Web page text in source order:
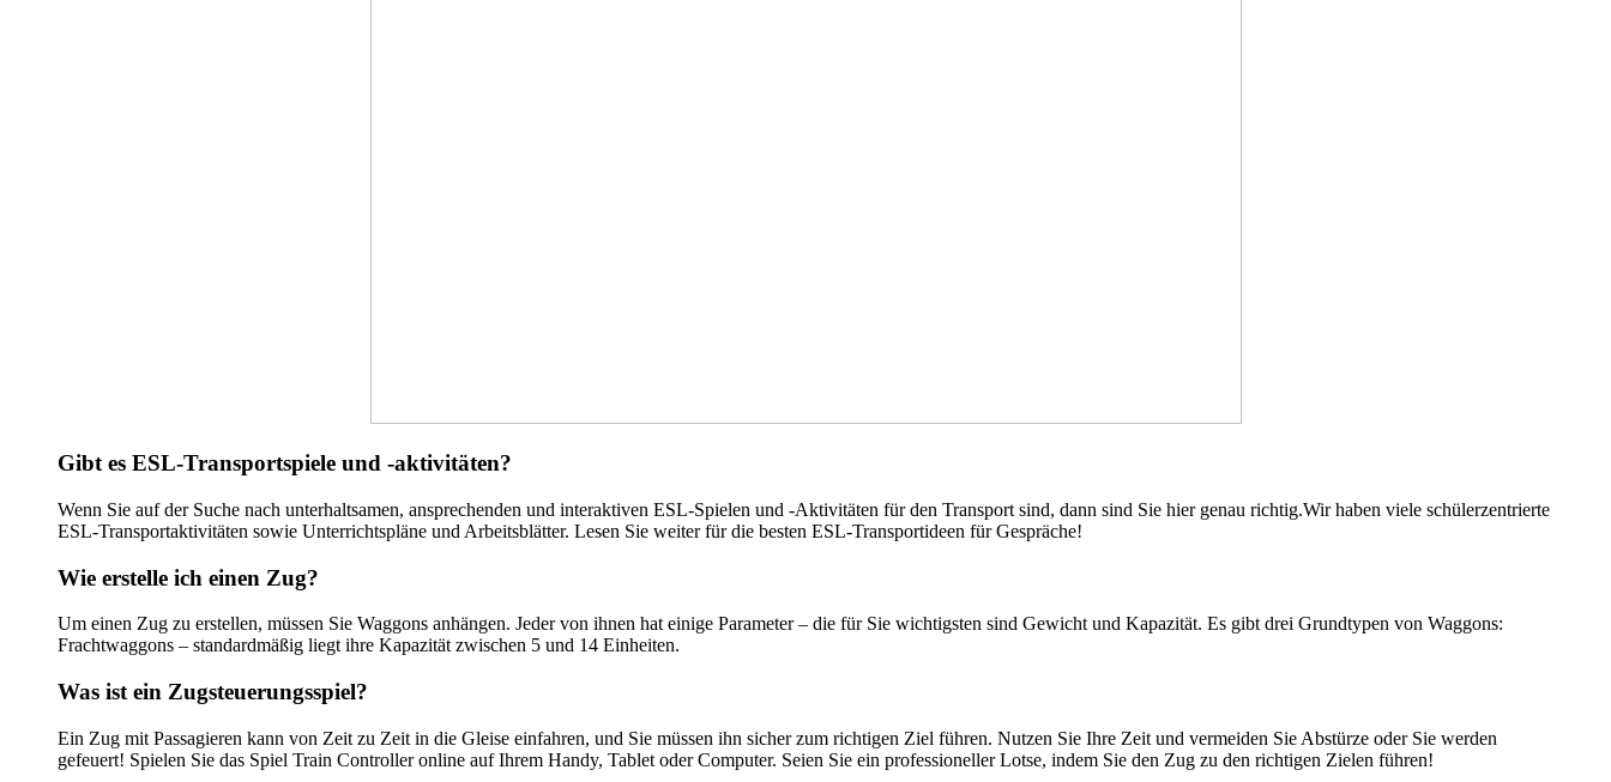
Gibt es ESL-Transportspiele und -aktivitäten?
Wenn Sie auf der Suche nach unterhaltsamen, ansprechenden und interaktiven ESL-Spielen und -Aktivitäten für den Transport sind, dann sind Sie hier genau richtig.Wir haben viele schülerzentrierte
ESL-Transportaktivitäten sowie Unterrichtspläne und Arbeitsblätter. Lesen Sie weiter für die besten ESL-Transportideen für Gespräche!
Wie erstelle ich einen Zug?
Um einen Zug zu erstellen, müssen Sie Waggons anhängen. Jeder von ihnen hat einige Parameter – die für Sie wichtigsten sind Gewicht und Kapazität. Es gibt drei Grundtypen von Waggons:
Frachtwaggons – standardmäßig liegt ihre Kapazität zwischen 5 und 14 Einheiten.
Was ist ein Zugsteuerungsspiel?
Ein Zug mit Passagieren kann von Zeit zu Zeit in die Gleise einfahren, und Sie müssen ihn sicher zum richtigen Ziel führen. Nutzen Sie Ihre Zeit und vermeiden Sie Abstürze oder Sie werden
gefeuert! Spielen Sie das Spiel Train Controller online auf Ihrem Handy, Tablet oder Computer. Seien Sie ein professioneller Lotse, indem Sie den Zug zu den richtigen Zielen führen!